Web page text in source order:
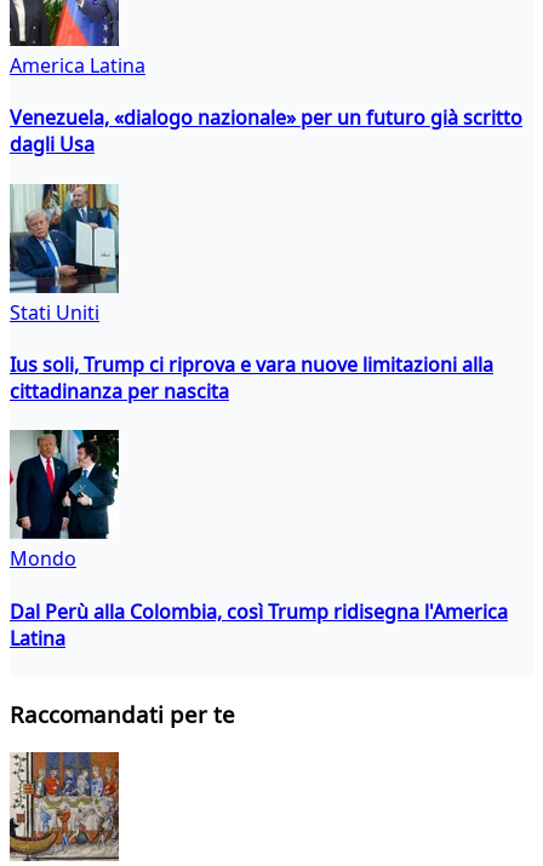
America Latina
Venezuela, «dialogo nazionale» per un futuro già scritto
dagli Usa
Stati Uniti
Ius soli, Trump ci riprova e vara nuove limitazioni alla
cittadinanza per nascita
Mondo
Dal Perù alla Colombia, così Trump ridisegna l'America
Latina
Raccomandati per te